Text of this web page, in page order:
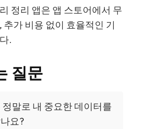
정리 앱은 앱 스토어에서 무
추가 비용 없이 효율적인 기
.
질문
정말로 내 중요한 데이터를
요?